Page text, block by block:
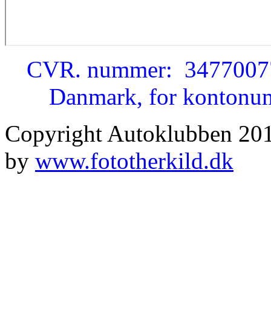
CVR. nummer:
Danmark, for
Copyright Autoklubben
by www.fototherkild.dk